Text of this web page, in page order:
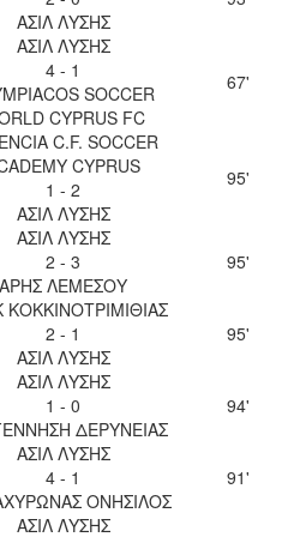
ΑΣΙΛ ΛΥΣΗΣ
ΑΣΙΛ ΛΥΣΗΣ
4 - 1
SOCCER
CYPRUS FC
67'
C.F. SOCCER
CYPRUS
1 - 2
ΑΣΙΛ ΛΥΣΗΣ
95'
ΑΣΙΛ ΛΥΣΗΣ
2 - 3
ΑΡΗΣ ΛΕΜΕΣΟΥ
95'
2 - 1
ΑΣΙΛ ΛΥΣΗΣ
95'
ΑΣΙΛ ΛΥΣΗΣ
1 - 0
ΔΕΡΥΝΕΙΑΣ
94'
ΑΣΙΛ ΛΥΣΗΣ
4 - 1
ΟΝΗΣΙΛΟΣ
91'
ΑΣΙΛ ΛΥΣΗΣ